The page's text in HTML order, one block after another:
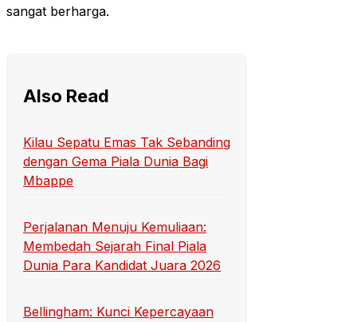
sangat berharga.
Also Read
Kilau Sepatu Emas Tak Sebanding
dengan Gema Piala Dunia Bagi
Mbappe
Perjalanan Menuju Kemuliaan:
Membedah Sejarah Final Piala
Dunia Para Kandidat Juara 2026
Bellingham: Kunci Kepercayaan